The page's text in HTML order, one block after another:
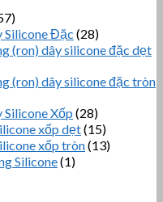
Silicone Đặc (28)
(ron) dây silicone đặc dẹt
(ron) dây silicone đặc tròn
Silicone Xốp (28)
xốp dẹt(15)
xốp tròn(13)
Silicone(1)